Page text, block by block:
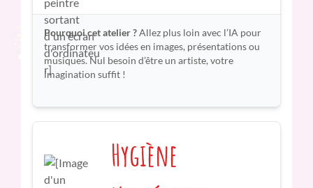
Pourquoi cet atelier ?Allez plus loin avec l’IA pour
transformer vos idées en images, présentations ou
musiques. Nul besoin d’être un artiste, votre
imagination suffit !
Hygiène